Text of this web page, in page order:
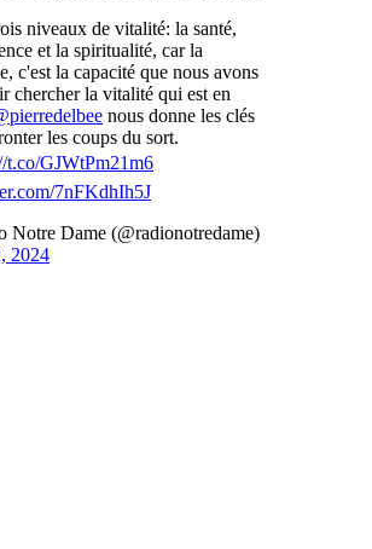
niveaux de vitalité: la santé,
et la spiritualité, car la
c'est la capacité que nous avons
chercher la vitalité qui est en
nous donne les clés
les coups du sort.
t.co/GJWtPm21m6
7nFKdhIh5J
Dame (@radionotredame)
2024